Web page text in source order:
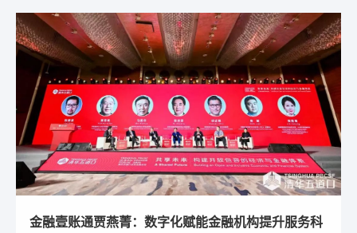
金融壹账通贾燕菁：数字化赋能金融机构提升服务科